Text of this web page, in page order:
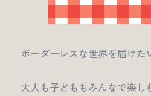
ボーダーレスな世界を届けた
大人も子どももみんなで楽し